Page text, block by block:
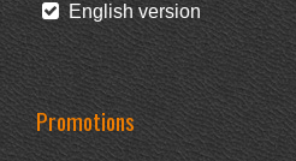
English version
Promotions